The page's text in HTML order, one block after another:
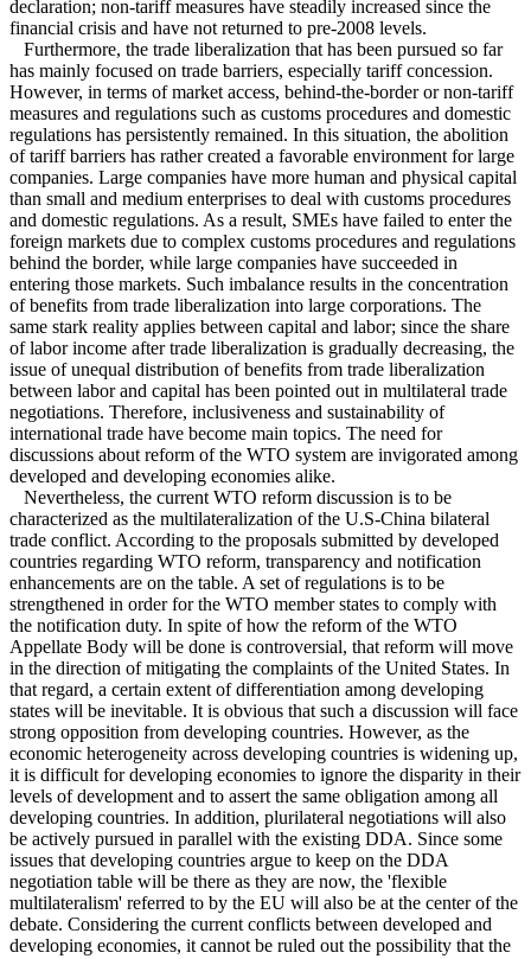
declaration; non-tariff measures have steadily increased since the
financial crisis and have not returned to pre-2008 levels.
Furthermore, the trade liberalization that has been pursued so far
has mainly focused on trade barriers, especially tariff concession.
However, in terms of market access, behind-the-border or non-tariff
measures and regulations such as customs procedures and domestic
regulations has persistently remained. In this situation, the abolition
of tariff barriers has rather created a favorable environment for large
companies. Large companies have more human and physical capital
than small and medium enterprises to deal with customs procedures
and domestic regulations. As a result, SMEs have failed to enter the
foreign markets due to complex customs procedures and regulations
behind the border, while large companies have succeeded in
entering those markets. Such imbalance results in the concentration
of benefits from trade liberalization into large corporations. The
same stark reality applies between capital and labor; since the share
of labor income after trade liberalization is gradually decreasing, the
issue of unequal distribution of benefits from trade liberalization
between labor and capital has been pointed out in multilateral trade
negotiations. Therefore, inclusiveness and sustainability of
international trade have become main topics. The need for
discussions about reform of the WTO system are invigorated among
developed and developing economies alike.
Nevertheless, the current WTO reform discussion is to be
characterized as the multilateralization of the U.S-China bilateral
trade conflict. According to the proposals submitted by developed
countries regarding WTO reform, transparency and notification
enhancements are on the table. A set of regulations is to be
strengthened in order for the WTO member states to comply with
the notification duty. In spite of how the reform of the WTO
Appellate Body will be done is controversial, that reform will move
in the direction of mitigating the complaints of the United States. In
that regard, a certain extent of differentiation among developing
states will be inevitable. It is obvious that such a discussion will face
strong opposition from developing countries. However, as the
economic heterogeneity across developing countries is widening up,
it is difficult for developing economies to ignore the disparity in their
levels of development and to assert the same obligation among all
developing countries. In addition, plurilateral negotiations will also
be actively pursued in parallel with the existing DDA. Since some
issues that developing countries argue to keep on the DDA
negotiation table will be there as they are now, the 'flexible
multilateralism' referred to by the EU will also be at the center of the
debate. Considering the current conflicts between developed and
developing economies, it cannot be ruled out the possibility that the